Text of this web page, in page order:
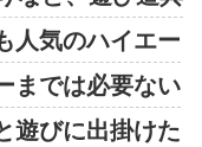
人気のハイエー
までは必要ない
遊びに出掛けた